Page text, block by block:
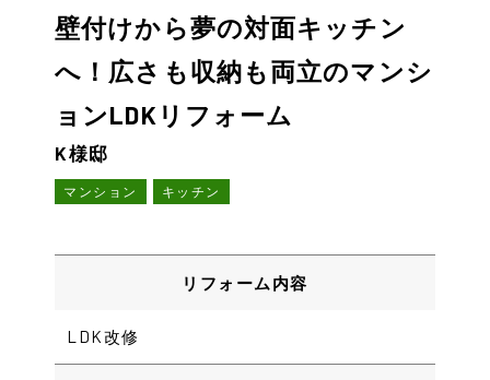
壁付けから夢の対面キッチン
へ！広さも収納も両立のマンシ
ョンLDKリフォーム
K様邸
マンション キッチン
リフォーム内容
LDK改修